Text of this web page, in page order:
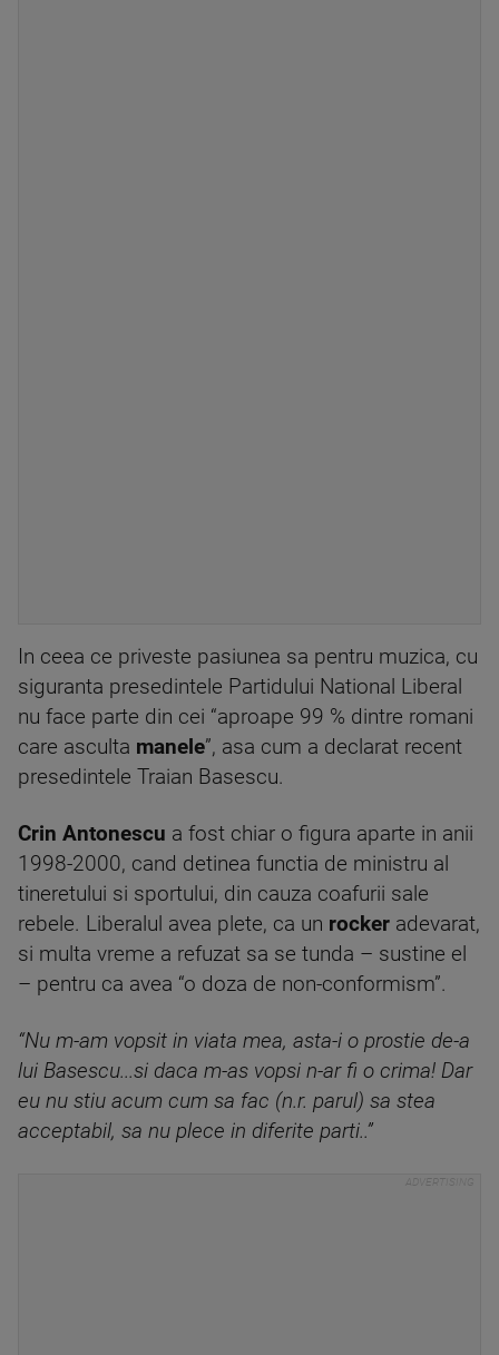
In ceea ce priveste pasiunea sa pentru muzica, cu
siguranta presedintele Partidului National Liberal
nu face parte din cei “aproape 99 % dintre romani
care asculta manele”, asa cum a declarat recent
presedintele Traian Basescu.
Crin Antonescu a fost chiar o figura aparte in anii
1998-2000, cand detinea functia de ministru al
tineretului si sportului, din cauza coafurii sale
rebele. Liberalul avea plete, ca un rocker adevarat,
si multa vreme a refuzat sa se tunda – sustine el
– pentru ca avea “o doza de non-conformism”.
“Nu m-am vopsit in viata mea, asta-i o prostie de-a
lui Basescu...si daca m-as vopsi n-ar fi o crima! Dar
eu nu stiu acum cum sa fac (n.r. parul) sa stea
acceptabil, sa nu plece in diferite parti..”